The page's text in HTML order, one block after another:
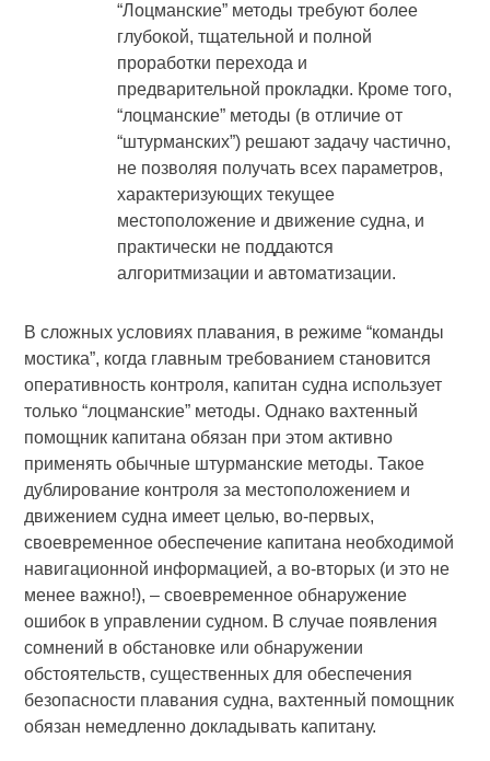
“Лоцманские” методы требуют более
глубокой, тщательной и полной
проработки перехода и
предварительной прокладки. Кроме того,
“лоцманские” методы (в отличие от
“штурманских”) решают задачу частично,
не позволяя получать всех параметров,
характеризующих текущее
местоположение и движение судна, и
практически не поддаются
алгоритмизации и автоматизации.
В сложных условиях плавания, в режиме “команды
мостика”, когда главным требованием становится
оперативность контроля, капитан судна использует
только “лоцманские” методы. Однако вахтенный
помощник капитана обязан при этом активно
применять обычные штурманские методы. Такое
дублирование контроля за местоположением и
движением судна имеет целью, во-первых,
своевременное обеспечение капитана необходимой
навигационной информацией, а во-вторых (и это не
менее важно!), – своевременное обнаружение
ошибок в управлении судном. В случае появления
сомнений в обстановке или обнаружении
обстоятельств, существенных для обеспечения
безопасности плавания судна, вахтенный помощник
обязан немедленно докладывать капитану.